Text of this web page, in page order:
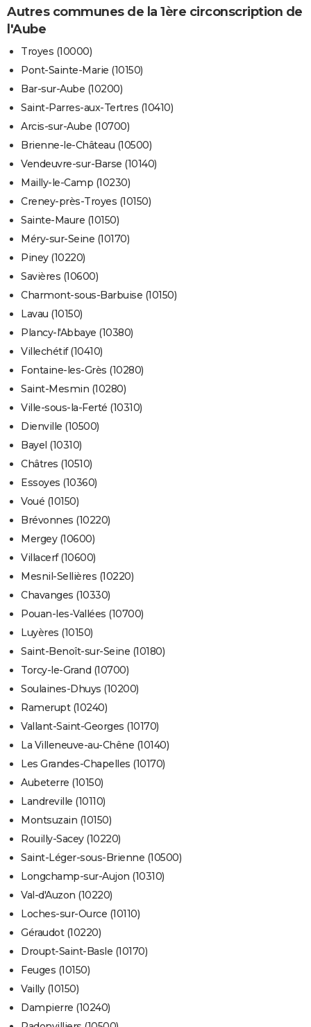
Autres communes de la 1ère circonscription de
l'Aube
Troyes (10000)
Pont-Sainte-Marie (10150)
Bar-sur-Aube (10200)
Saint-Parres-aux-Tertres (10410)
Arcis-sur-Aube (10700)
Brienne-le-Château (10500)
Vendeuvre-sur-Barse (10140)
Mailly-le-Camp (10230)
Creney-près-Troyes (10150)
Sainte-Maure (10150)
Méry-sur-Seine (10170)
Piney (10220)
Savières (10600)
Charmont-sous-Barbuise (10150)
Lavau (10150)
Plancy-l'Abbaye (10380)
Villechétif (10410)
Fontaine-les-Grès (10280)
Saint-Mesmin (10280)
Ville-sous-la-Ferté (10310)
Dienville (10500)
Bayel (10310)
Châtres (10510)
Essoyes (10360)
Voué (10150)
Brévonnes (10220)
Mergey (10600)
Villacerf (10600)
Mesnil-Sellières (10220)
Chavanges (10330)
Pouan-les-Vallées (10700)
Luyères (10150)
Saint-Benoît-sur-Seine (10180)
Torcy-le-Grand (10700)
Soulaines-Dhuys (10200)
Ramerupt (10240)
Vallant-Saint-Georges (10170)
La Villeneuve-au-Chêne (10140)
Les Grandes-Chapelles (10170)
Aubeterre (10150)
Landreville (10110)
Montsuzain (10150)
Rouilly-Sacey (10220)
Saint-Léger-sous-Brienne (10500)
Longchamp-sur-Aujon (10310)
Val-d'Auzon (10220)
Loches-sur-Ource (10110)
Géraudot (10220)
Droupt-Saint-Basle (10170)
Feuges (10150)
Vailly (10150)
Dampierre (10240)